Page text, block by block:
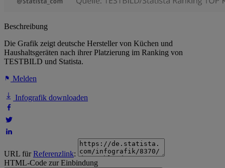
Beschreibung
Die Grafik zeigt deutsche Hersteller von Küchen und
Haushaltsgeräten nach ihrer Platzierung im Ranking von
TESTBILD und Statista.
Melden
Infografik downloaden
URL fürReferenzlink:
HTML-Code zur Einbindung